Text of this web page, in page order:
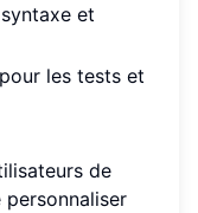
et
les tests et
de